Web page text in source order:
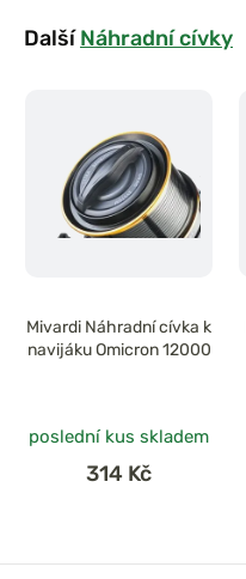
DalšíNáhradní cívky
Mivardi Náhradní cívka k
navijáku Omicron 12000
poslední kus skladem
314 Kč